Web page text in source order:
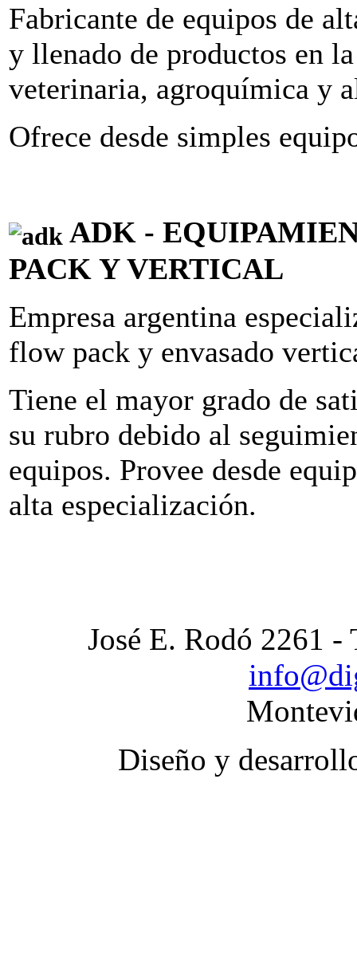
Fabricante de equipos de
y llenado de productos en
veterinaria, agroquímica y
Ofrece desde simples
ADK -
PACK Y VERTICAL
Empresa argentina
flow pack y envasado
Tiene el mayor grado de
su rubro debido al
equipos. Provee desde
alta especialización.
José E. Rodó 2261
Diseño y